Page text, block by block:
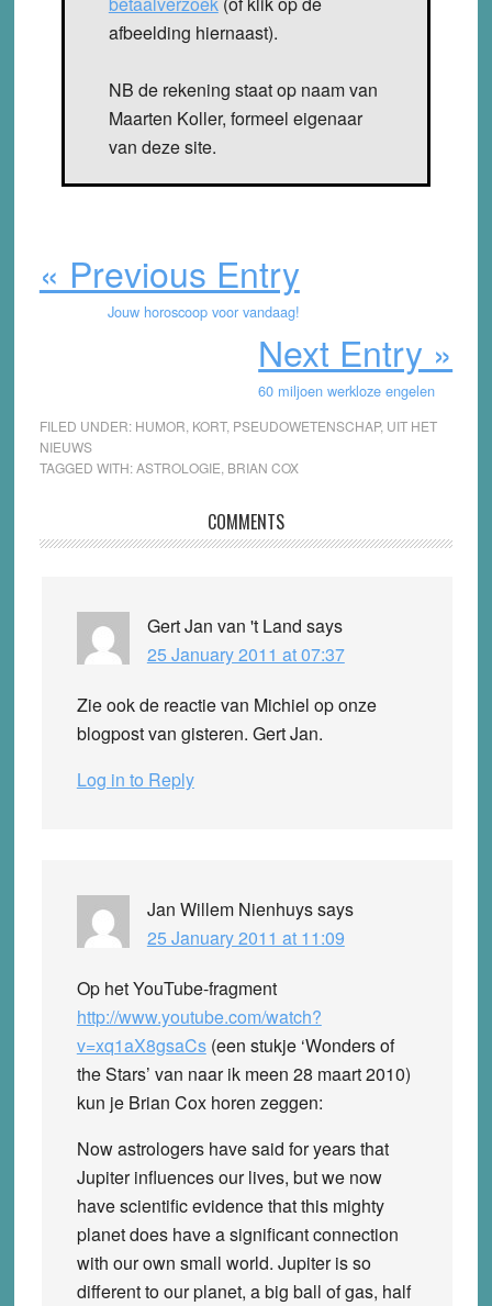
afbeelding hiernaast).
NB de rekening staat op naam van
Maarten Koller, formeel eigenaar
van deze site.
« Previous Entry
Jouw horoscoop voor vandaag!
Next Entry »
60 miljoen werkloze engelen
FILED UNDER: HUMOR KORT, PSEUDOWETENSCHAP, UIT HET
NIEUWS
TAGGED WITH:ASTROLOGIE BRIAN COX
Interactions
COMMENTS
Gert Jan van 't Land says
25 January 2011 at 07:37
Zie ook de reactie van Michiel op onze
blogpost van gisteren. Gert Jan.
Log in to Reply
Jan Willem Nienhuyssays
25 January 2011 at 11:09
Op het YouTube-fragment
http://www.youtube.com/watch?
v=xq1aX8gsaCs(een stukje ‘Wonders of
the Stars’ van naar ik meen 28 maart 2010)
kun je Brian Cox horen zeggen:
Now astrologers have said for years that
Jupiter influences our lives, but we now
have scientific evidence that this mighty
planet does have a significant connection
with our own small world. Jupiter is so
different to our planet, a big ball of gas, half